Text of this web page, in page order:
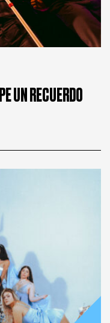
UN RECUERDO